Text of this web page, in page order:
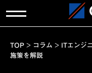
TOP > コラム > ITエンジ
施策を解説